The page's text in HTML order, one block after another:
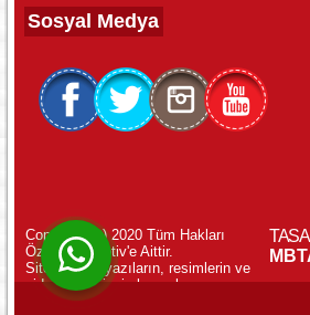
WhatsApp ile Online
Sosyal Medya
Copyright (c) 2020 Tüm Hakları
Özkar Otomotiv'e Aittir.
Sitemizdeki yazıların, resimlerin ve
videoların izinsiz kopyalanması
yasaktır.